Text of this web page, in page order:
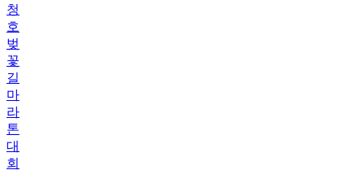
청
호
벚
꽃
길
마
라
톤
대
회